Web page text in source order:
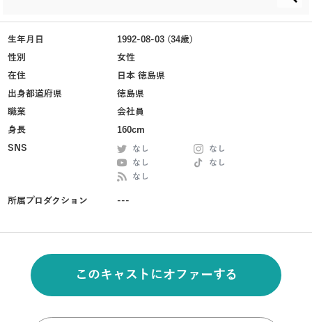
生年月日
1992-08-03 (34歳)
性別
女性
在住
日本 徳島県
出身都道府県
徳島県
職業
会社員
身長
160cm
SNS
なし
なし
なし
なし
なし
所属プロダクション ---
このキャストにオファーする